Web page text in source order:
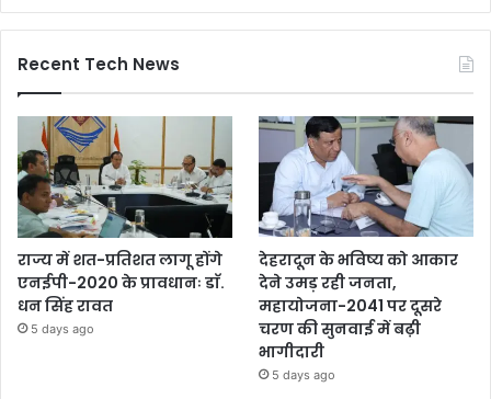
Recent Tech News
राज्य में शत-प्रतिशत लागू होंगे
एनईपी-2020 के प्रावधानः डाॅ.
धन सिंह रावत
5 days ago
देहरादून के भविष्य को आकार
देने उमड़ रही जनता,
महायोजना-2041 पर दूसरे
चरण की सुनवाई में बढ़ी
भागीदारी
5 days ago